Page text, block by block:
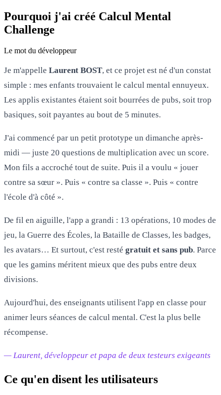
Pourquoi j'ai créé Calcul Mental
Challenge
Le mot du développeur
Je m'appelle Laurent BOST, et ce projet est né d'un constat
simple : mes enfants trouvaient le calcul mental ennuyeux.
Les applis existantes étaient soit bourrées de pubs, soit trop
basiques, soit payantes au bout de 5 minutes.
J'ai commencé par un petit prototype un dimanche après-
midi — juste 20 questions de multiplication avec un score.
Mon fils a accroché tout de suite. Puis il a voulu « jouer
contre sa sœur ». Puis « contre sa classe ». Puis « contre
l'école d'à côté ».
De fil en aiguille, l'app a grandi : 13 opérations, 10 modes de
jeu, la Guerre des Écoles, la Bataille de Classes, les badges,
les avatars… Et surtout, c'est resté gratuit et sans pub. Parce
que les gamins méritent mieux que des pubs entre deux
divisions.
Aujourd'hui, des enseignants utilisent l'app en classe pour
animer leurs séances de calcul mental. C'est la plus belle
récompense.
— Laurent, développeur et papa de deux testeurs exigeants
Ce qu'en disent les utilisateurs